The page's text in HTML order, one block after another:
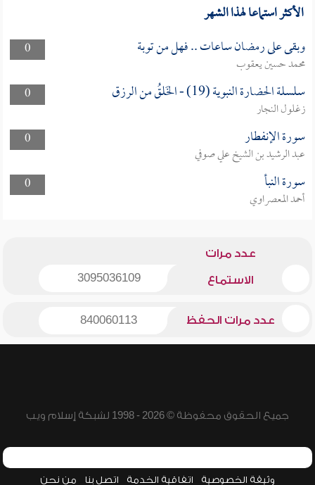
الأكثر استماعا لهذا الشهر
0 وبقى على رمضان ساعات .. فهل من توبة
محمد حسين يعقوب
0
سلسلة الحضارة النبوية (19) - الخَلقُ من الرزق
زغلول النجار
0
سورة الإنفطار
عبد الرشيد بن الشيخ علي صوفي
0
سورة النبأ
أحمد المعصراوي
عدد مرات
الاستماع 3095036109
عدد مرات الحفظ 840060113
جميع الحقوق محفوظة © 2026 - 1998 لشبكة إسلام ويب
وثيقة الخصوصية اتفاقية الخدمة اتصل بنا من نحن